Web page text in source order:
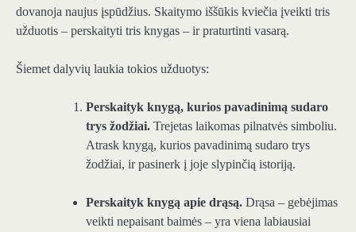
dovanoja naujus įspūdžius. Skaitymo iššūkis kviečia įveikti tris
užduotis – perskaityti tris knygas – ir praturtinti vasarą.
Šiemet dalyvių laukia tokios užduotys:
Perskaityk knygą, kurios pavadinimą sudaro
trys žodžiai. Trejetas laikomas pilnatvės simboliu.
Atrask knygą, kurios pavadinimą sudaro trys
žodžiai, ir pasinerk į joje slypinčią istoriją.
Perskaityk knygą apie drąsą. Drąsa – gebėjimas
veikti nepaisant baimės – yra viena labiausiai